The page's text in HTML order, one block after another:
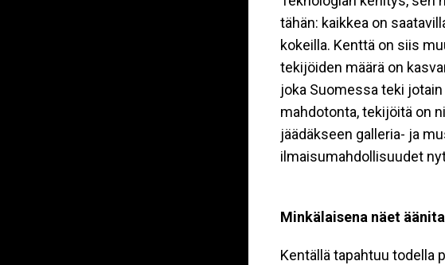
tähän: kaikkea on
kokeilla. Kenttä on siis
tekijöiden määrä on
joka Suomessa teki
mahdotonta, tekijöitä on
jäädäkseen galleria- ja
ilmaisumahdollisuudet
Minkälaisena näet
Kentällä tapahtuu todella